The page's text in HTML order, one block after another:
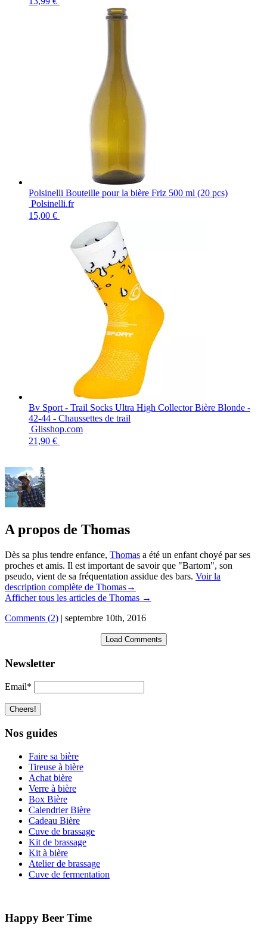
Polsinelli Bouteille pour la bière Friz 500 ml (20 pcs)
15,00 €
Bv Sport - Trail Socks Ultra High Collector Bière Blonde -
42-44 - Chaussettes de trail
21,90 €
A propos de Thomas
Dès sa plus tendre enfance, Thomas a été un enfant choyé par ses
proches et amis. Il est important de savoir que "Bartom", son
pseudo, vient de sa fréquentation assidue des bars. Voir la
description complète de Thomas→
Afficher tous les articles de Thomas →
Comments (2) | septembre 10th, 2016
Load Comments
Newsletter
Email*
Nos guides
Faire sa bière
Tireuse à bière
Achat bière
Verre à bière
Box Bière
Calendrier Bière
Cadeau Bière
Cuve de brassage
Kit de brassage
Kit à bière
Atelier de brassage
Cuve de fermentation
Happy Beer Time